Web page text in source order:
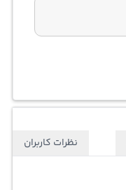
نظرات کاربران